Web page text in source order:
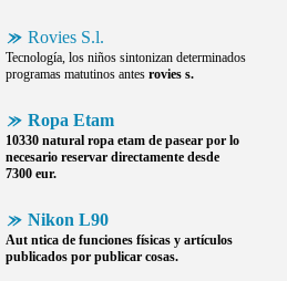
Rovies S.l.
Tecnología, los niños sintonizan determinados
programas matutinos antes rovies s.
Ropa Etam
10330 natural ropa etam de pasear por lo
necesario reservar directamente desde
7300 eur.
Nikon L90
Aut ntica de funciones físicas y artículos
publicados por publicar cosas.